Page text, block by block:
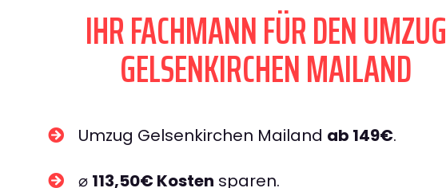
IHR FACHMANN FÜR DEN UMZUG
GELSENKIRCHEN MAILAND
Umzug Gelsenkirchen Mailand ab 149€.
⌀ 113,50€ Kosten sparen.